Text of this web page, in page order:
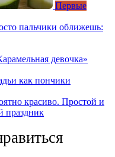
Первые
пальчики оближешь:
девочка»
как пончики
красиво. Простой и
праздник